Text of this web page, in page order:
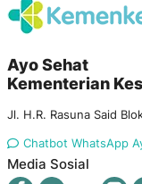
Ayo Sehat
Kementerian
Jl. H.R. Rasuna Said
Chatbot WhatsApp
Media Sosial